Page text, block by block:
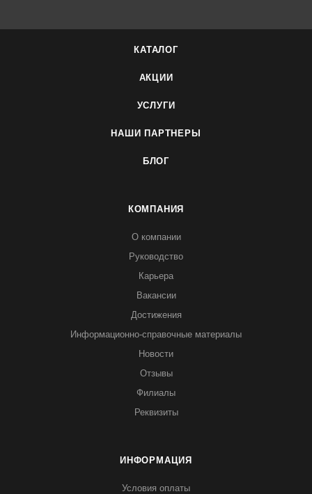
КАТАЛОГ
АКЦИИ
УСЛУГИ
НАШИ ПАРТНЕРЫ
БЛОГ
КОМПАНИЯ
О компании
Руководство
Карьера
Вакансии
Достижения
Информационно-справочные материалы
Новости
Отзывы
Филиалы
Реквизиты
ИНФОРМАЦИЯ
Условия оплаты